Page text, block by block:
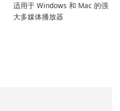
适用于 Windows 和 Mac 的强
大多媒体播放器